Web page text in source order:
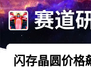
闪存晶圆价格